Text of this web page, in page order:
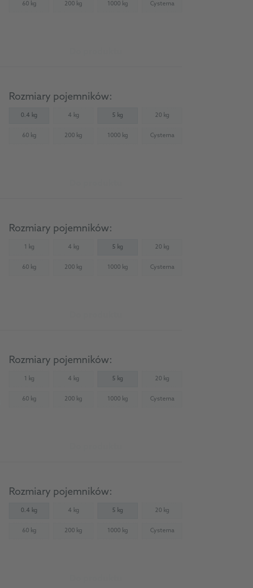
60 kg(Not available)200 kg(Not available)1000 kg(Not available)Cysterna
(Not available)
Rozmiary pojemników:
0.4 kg 4 kg(Not available) 5 kg 20 kg(Not available)
60 kg(Not available)200 kg(Not available)1000 kg(Not available)Cysterna
(Not available)
Rozmiary pojemników:
1 kg(Not available) 4 kg(Not available) 5 kg 20 kg(Not available)
60 kg(Not available)200 kg(Not available)1000 kg(Not available)Cysterna
(Not available)
Rozmiary pojemników:
1 kg(Not available) 4 kg(Not available) 5 kg 20 kg(Not available)
60 kg(Not available)200 kg(Not available)1000 kg(Not available)Cysterna
(Not available)
Rozmiary pojemników:
0.4 kg 4 kg(Not available) 5 kg 20 kg(Not available)
60 kg(Not available)200 kg(Not available)1000 kg(Not available)Cysterna
(Not available)